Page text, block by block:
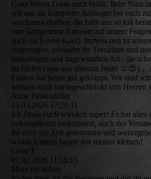
Ganz lieben Dank euch beide, liebe Nina
wir uns als komplette Anfänger bei euch
anschauen durften. Ihr habt uns so toll
eine kompetente Antwort auf unsere
auch nach dem Kauf). Inzwischen ist
eingezogen, erkundet ihr Terrarium und
neugierigen und zugewandten Art - sie
zu fühlen (was uns überaus freut! ☺️😍)…
Füttern hat heute gut geklappt. Wir sind
können euch uneingeschränkt von Herzen
Anne Finkenzeller
12.03.2026 17:29:11
Ich fande euch wirklich super! Es hat alles
unkompliziert funktioniert, auch der
ihr euch die Zeit genommen und
wirklich mega happy mit meiner kleinen!
Leon T.
07.02.2026 11:58:15
Moin ihr lieben